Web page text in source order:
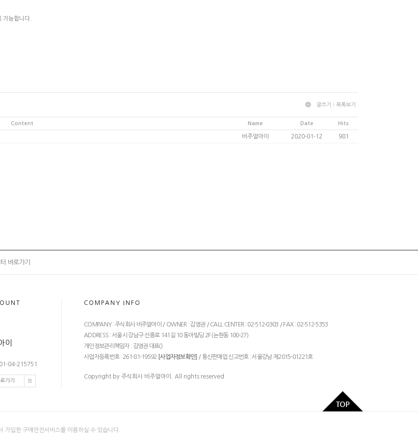
능합니다.
글쓰기 목록보기
Content Name Date Hits
비주얼아이 2020-01-12 981
바로가기
이
04-215751
가기
COMPANY INFO
COMPANY : 주식회사 비주얼아이 / OWNER : 김영권 / CALL CENTER : 02-512-0303 / FAX : 02-512-5353
ADDRESS : 서울시 강남구 선릉로 141길 10 동아빌딩 2F (논현동 100-27)
개인정보관리책임자 : 김영권 대표()
사업자등록번호 : 261-81-19592 [사업자정보확인] / 통신판매업 신고번호 : 서울강남 제2015-01221호
Copyright by 주식회사 비주얼아이. All rights reserved
가입한 구매안전서비스를 이용하실 수 있습니다.